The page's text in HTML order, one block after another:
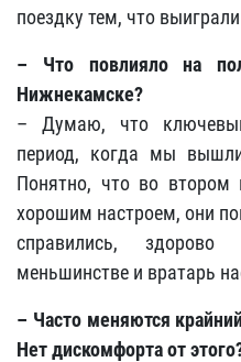
поездку тем, что
– Что повлияло на
Нижнекамске?
– Думаю, что
период, когда мы
Понятно, что во втором
хорошим настроем, они
справились,
меньшинстве и вратарь
– Часто меняются
Нет дискомфорта от